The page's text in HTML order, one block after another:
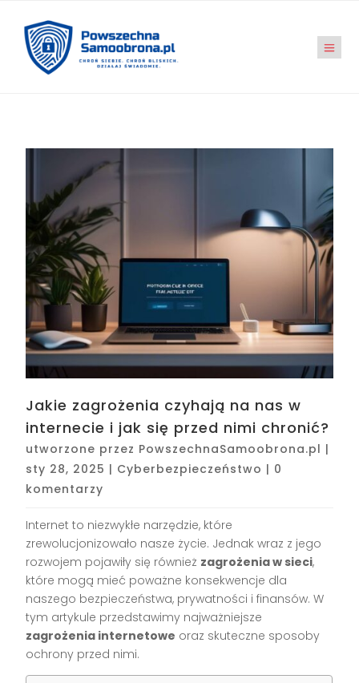
Jakie zagrożenia czyhają na nas w
internecie i jak się przed nimi chronić?
utworzone przez PowszechnaSamoobrona.pl |
sty 28, 2025 | Cyberbezpieczeństwo | 0
komentarzy
Internet to niezwykłe narzędzie, które
zrewolucjonizowało nasze życie. Jednak wraz z jego
rozwojem pojawiły się również zagrożenia w sieci,
które mogą mieć poważne konsekwencje dla
naszego bezpieczeństwa, prywatności i finansów. W
tym artykule przedstawimy najważniejsze
zagrożenia internetowe oraz skuteczne sposoby
ochrony przed nimi.